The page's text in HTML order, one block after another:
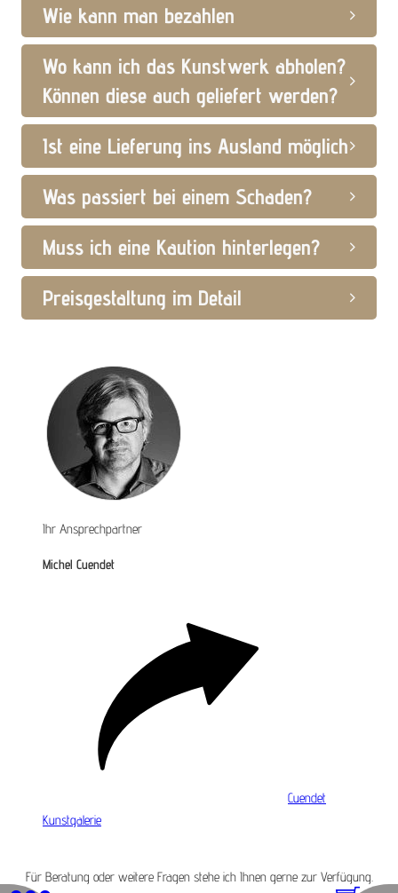
Wie kann man bezahlen
Wo kann ich das Kunstwerk abholen?
Können diese auch geliefert werden?
Ist eine Lieferung ins Ausland möglich
Was passiert bei einem Schaden?
Muss ich eine Kaution hinterlegen?
Preisgestaltung im Detail
Ihr Ansprechpartner
Michel Cuendet
Cuendet
Kunstgalerie
Für Beratung oder weitere Fragen stehe ich Ihnen gerne zur Verfügung.